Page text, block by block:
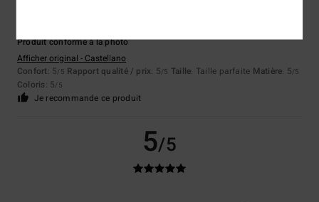
Produit conforme à la photo
Afficher original - Castellano
Confort: 5/5 Rapport qualité / prix: 5/5 Taille: Taille parfaite Matière: 5/5
Coloris: 5/5
Je recommande ce produit
5/5